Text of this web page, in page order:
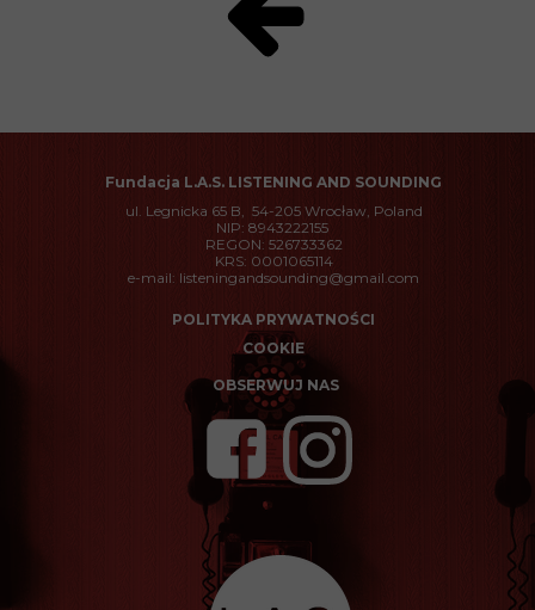
OBSERWUJ NAS
COOKIE
POLITYKA PRYWATNOŚCI
Fundacja L.A.S. LISTENING AND SOUNDING
ul. Legnicka 65 B, 54-205 Wrocław, Poland
NIP: 8943222155
REGON: 526733362
KRS: 0001065114
e-mail: listeningandsounding@gmail.com